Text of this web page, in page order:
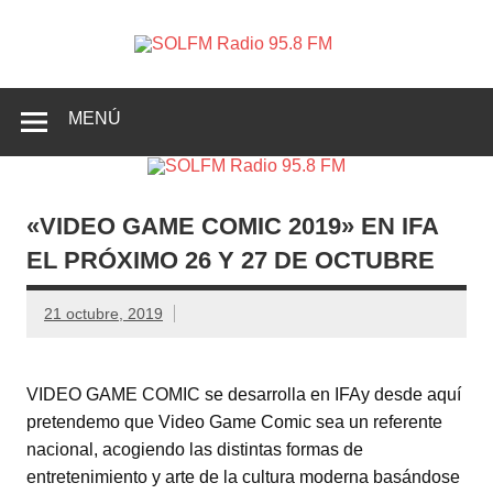
Radio
Crevillente, Radio en Vega Baja y Radio en el Medio
MENÚ
«VIDEO GAME COMIC 2019» EN IFA
EL PRÓXIMO 26 Y 27 DE OCTUBRE
21 octubre, 2019
VIDEO GAME COMIC se desarrolla en IFAy desde aquí
pretendemo que Video Game Comic sea un referente
nacional, acogiendo las distintas formas de
entretenimiento y arte de la cultura moderna basándose